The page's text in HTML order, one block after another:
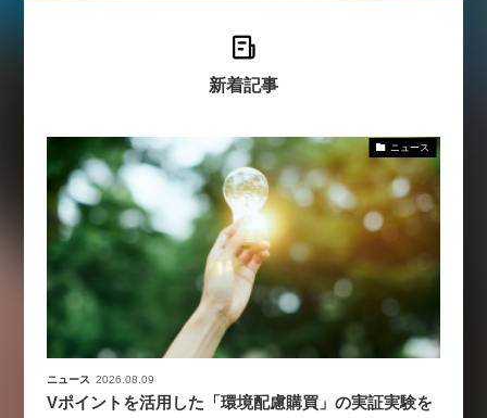
新着記事
ニュース
ニュース 2026.08.09
Vポイントを活用した「環境配慮購買」の実証実験を